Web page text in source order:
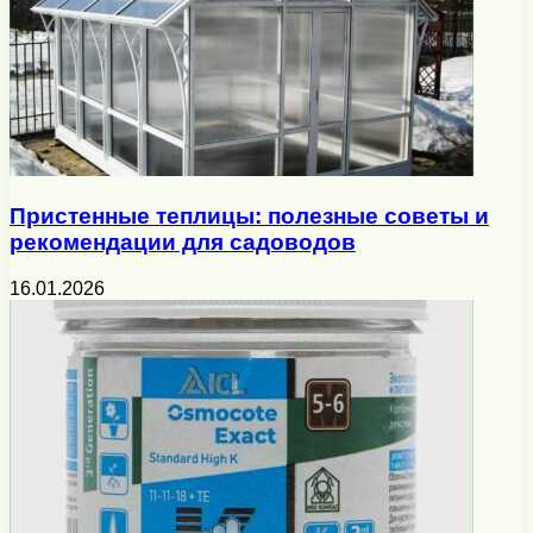
Пристенные теплицы: полезные советы и
рекомендации для садоводов
16.01.2026